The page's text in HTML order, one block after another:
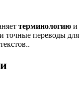
терминологию и
точные переводы для